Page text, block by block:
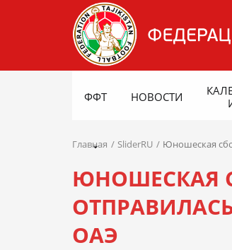
ФФТ НОВОСТИ
Главная SliderRU Юношеская
ЮНОШЕСКАЯ
ОАЭ